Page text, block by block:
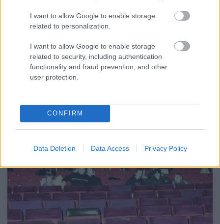
I want to allow Google to enable storage
related to personalization.
I want to allow Google to enable storage
related to security, including authentication
functionality and fraud prevention, and other
user protection.
CONFIRM
Data Deletion Data Access Privacy Policy
Új adásunkban az egyik idei Oscar-esélyes filmet (
Marty Supreme) tárgyaljuk ki részletesen a
28 évvel később - A